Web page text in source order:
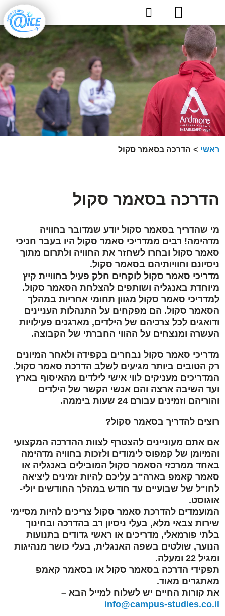
ראשי > הדרכה בסאמר סקול
הדרכה בסאמר סקול
מי שהדריך בסאמר סקול יודע שמדובר בחוויה
מדהימה! רבים ממדריכי סאמר סקול היו בעבר חניכי
סאמר סקול ובחרו לשחזר את החוויה ולתרום מתוך
ניסיונם וחוויותיהם בסאמר סקול.
מדריכי סאמר סקול לוקחים חלק פעיל בחוויית קיץ
מיוחדת באנגליה ושותפים להצלחת הסאמר סקול.
למדריכי סאמר סקול מגוון תחומי אחריות במהלך
הסאמר סקול. הם מפקחים על התנהלות העניינים
ודואגים לכל צרכיהם של הילדים, מארגנים פעילויות
העשרה ומנצחים על ההווי החברתי של הקבוצה.
מדריכי סאמר סקול נבחרים בקפידה ולאחר המיונים
רק הטובים ביותר מגיעים לשלב הדרכת סאמר סקול.
המדריכים מעניקים לווי אישי לילדים מהאיסוף בארץ
ועד השיבה ארצה והם אנשי הקשר של הילדים
והוריהם וזמינים עבורם 24 שעות ביממה.
רוצים להדריך בסאמר סקול?
אם אתם מעוניינים להצטרף לצוות ההדרכה המקצועי
והמיומן של קמפוס לימודים ולזכות בחוויה מדהימה
באחד ממרכזי הסאמר סקול המובילים באנגליה או
סאמר קאמפ בארה"ב עליכם להיות זמינים ליציאה
לחו"ל של שבועיים עד חודש במהלך החודשים יולי-
אוגוסט.
המועמדים להדרכת סאמר סקול צריכים להיות מסיימי
שירות צבאי מלא, בעלי ניסיון רב בהדרכה ובחינוך
בלתי פורמאלי, מדריכים או ראשי גדודים בתנועות
הנוער, שולטים בשפה האנגלית, בעלי כושר מנהיגות
ומגיל 22 ומעלה.
תפקידי הדרכה בסאמר סקול או בסאמר קאמפ
מאתגרים מאוד.
את קורות החיים יש לשלוח למייל הבא –
info@campus-studies.co.il